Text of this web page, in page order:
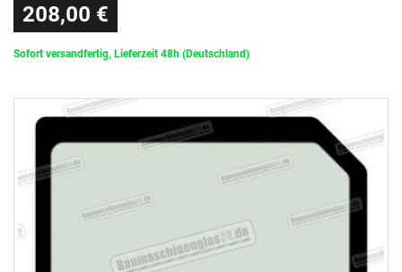
208,00 €
Sofort versandfertig, Lieferzeit 48h (Deutschland)